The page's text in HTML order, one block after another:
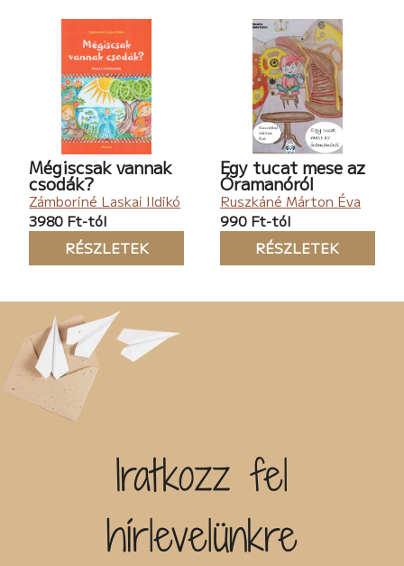
Mégiscsak vannak
csodák?
Zámboriné Laskai Ildikó
3980 Ft-tól
RÉSZLETEK
Egy tucat mese az
Óramanóról
Ruszkáné Márton Éva
990 Ft-tól
RÉSZLETEK
Iratkozz fel
hírlevelünkre